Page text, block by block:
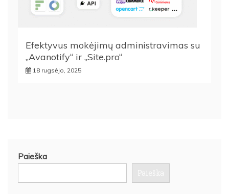
Efektyvus mokėjimų administravimas su
„Avanotify“ ir „Site.pro“
18 rugsėjo, 2025
Paieška
Paieška